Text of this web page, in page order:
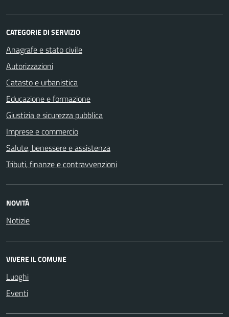
CATEGORIE DI SERVIZIO
Anagrafe e stato civile
Autorizzazioni
Catasto e urbanistica
Educazione e formazione
Giustizia e sicurezza pubblica
Imprese e commercio
Salute, benessere e assistenza
Tributi, finanze e contravvenzioni
NOVITÀ
Notizie
VIVERE IL COMUNE
Luoghi
Eventi